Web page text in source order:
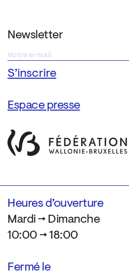
Newsletter
Espace presse
Heures d’ouverture
Mardi → Dimanche
10:00 → 18:00
Fermé le